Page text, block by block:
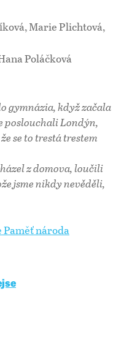
Marie Plichtová,
Poláčková
gymnázia, když začala
poslouchali Londýn,
se to trestá trestem
z domova, loučili
jsme nikdy nevěděli,
národa